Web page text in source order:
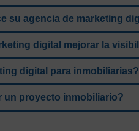
su agencia de marketing
digital mejorar la
digital para inmobiliarias?
un proyecto inmobiliario?